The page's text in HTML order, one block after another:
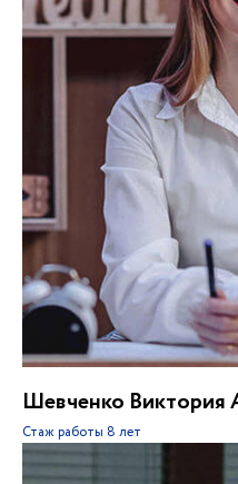
Шевченко Виктория
Стаж работы 8 лет